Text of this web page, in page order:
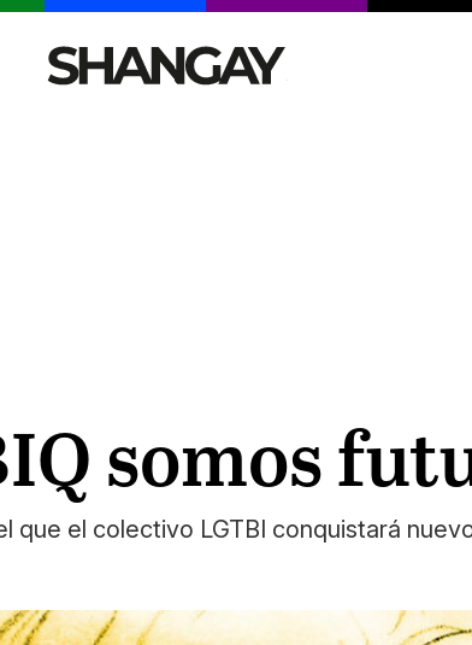
somos
que el colectivo LGTBI conquistará